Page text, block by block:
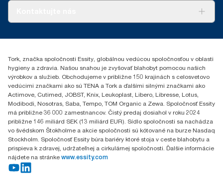
Essity Slovakia s.r.o.
049 12 Gemerská Hôrka
Tork, značka spoločnosti Essity, globálnou vedúcou spoločnosťou v oblasti
hygieny a zdravia. Našou snahou je zvyšovať blahobyt pomocou našich
výrobkov a služieb. Obchodujeme v približne 150 krajinách s celosvetovo
vedúcimi značkami ako sú TENA a Tork a ďalšími silnými značkami ako
Actimove, Cutimed, JOBST, Knix, Leukoplast, Libero, Libresse, Lotus,
Modibodi, Nosotras, Saba, Tempo, TOM Organic a Zewa. Spoločnosť Essity
má približne 36 000 zamestnancov. Čistý predaj dosiahol v roku 2024
približne 146 miliárd SEK (13 miliárd EUR). Sídlo spoločnosti sa nachádza
vo švédskom Štokholme a akcie spoločnosti sú kótované na burze Nasdaq
Stockholm. Spoločnosť Essity búra bariéry ktoré stoja v ceste blahobytu a
prispieva k zdravej, udržateľnej a cirkulárnej spoločnosti. Ďalšie informácie
nájdete na stránke www.essity.com